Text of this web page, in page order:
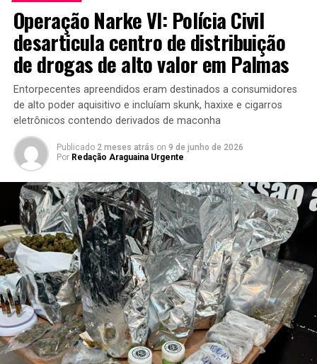
Operação Narke VI: Polícia Civil
desarticula centro de distribuição
de drogas de alto valor em Palmas
Entorpecentes apreendidos eram destinados a consumidores
de alto poder aquisitivo e incluíam skunk, haxixe e cigarros
eletrônicos contendo derivados de maconha
Publicado 2 meses atrás on 9 de junho de 2026
Por Redação Araguaina Urgente